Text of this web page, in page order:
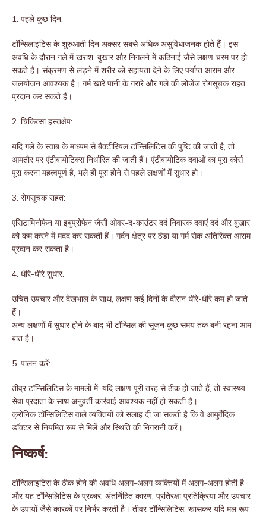
1. पहले कुछ दिन:
टॉन्सिलाइटिस के शुरुआती दिन अक्सर सबसे अधिक असुविधाजनक होते हैं। इस
अवधि के दौरान गले में खराश, बुखार और निगलने में कठिनाई जैसे लक्षण चरम पर हो
सकते हैं। संक्रमण से लड़ने में शरीर को सहायता देने के लिए पर्याप्त आराम और
जलयोजन आवश्यक है। गर्म खारे पानी के गरारे और गले की लोजेंज रोगसूचक राहत
प्रदान कर सकते हैं।
2. चिकित्सा हस्तक्षेप:
यदि गले के स्वाब के माध्यम से बैक्टीरियल टॉन्सिलिटिस की पुष्टि की जाती है, तो
आमतौर पर एंटीबायोटिक्स निर्धारित की जाती हैं। एंटीबायोटिक दवाओं का पूरा कोर्स
पूरा करना महत्वपूर्ण है, भले ही पूरा होने से पहले लक्षणों में सुधार हो।
3. रोगसूचक राहत:
एसिटामिनोफेन या इबुप्रोफेन जैसी ओवर-द-काउंटर दर्द निवारक दवाएं दर्द और बुखार
को कम करने में मदद कर सकती हैं। गर्दन क्षेत्र पर ठंडा या गर्म सेक अतिरिक्त आराम
प्रदान कर सकता है।
4. धीरे-धीरे सुधार:
उचित उपचार और देखभाल के साथ, लक्षण कई दिनों के दौरान धीरे-धीरे कम हो जाते
हैं।
अन्य लक्षणों में सुधार होने के बाद भी टॉन्सिल की सूजन कुछ समय तक बनी रहना आम
बात है।
5. पालन ​​करें:
तीव्र टॉन्सिलिटिस के मामलों में, यदि लक्षण पूरी तरह से ठीक हो जाते हैं, तो स्वास्थ्य
सेवा प्रदाता के साथ अनुवर्ती कार्रवाई आवश्यक नहीं हो सकती है।
क्रोनिक टॉन्सिलिटिस वाले व्यक्तियों को सलाह दी जा सकती है कि वे आयुर्वेदिक
डॉक्टर से नियमित रूप से मिलें और स्थिति की निगरानी करें।
निष्कर्ष:
टॉन्सिलाइटिस के ठीक होने की अवधि अलग-अलग व्यक्तियों में अलग-अलग होती है
और यह टॉन्सिलिटिस के प्रकार, अंतर्निहित कारण, प्रतिरक्षा प्रतिक्रिया और उपचार
के उपायों जैसे कारकों पर निर्भर करती है। तीव्र टॉन्सिलिटिस, खासकर यदि मूल रूप